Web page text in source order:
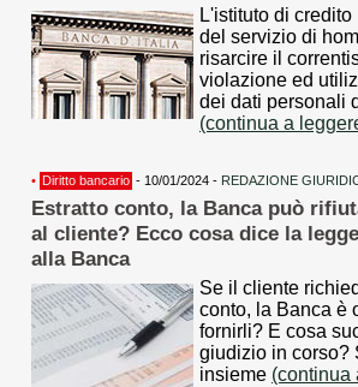
L'istituto di
del servizio di
risarcire il
violazione ed
dei dati personali
(continua a
• Diritto bancario - 10/01/2024 - REDAZIONE
Estratto conto, la Banca può
al cliente? Ecco cosa dice la
alla Banca
Se il cliente
conto, la Banca è
fornirli? E cosa
giudizio in corso?
insieme (continua